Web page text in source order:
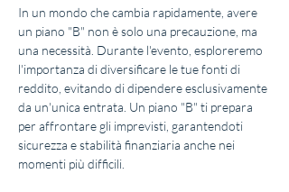
In un mondo che cambia rapidamente, avere
un piano "B" non è solo una precauzione, ma
una necessità. Durante l'evento, esploreremo
l'importanza di diversificare le tue fonti di
reddito, evitando di dipendere esclusivamente
da un'unica entrata. Un piano "B" ti prepara
per affrontare gli imprevisti, garantendoti
sicurezza e stabilità finanziaria anche nei
momenti più difficili.